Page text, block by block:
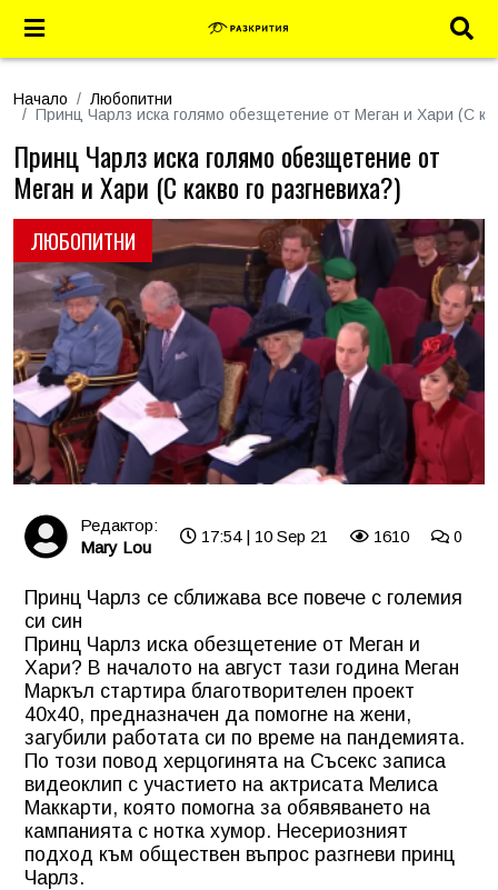
Начало
Любопитни
Принц Чарлз иска голямо обезщетение от Меган и Хари (С
ЛЮБОПИТНИ
Принц Чарлз иска голямо обезщетение от
Меган и Хари (С какво го разгневиха?)
Редактор:
Mary Lou
17:54 | 10 Sep 21 1610 0
Принц Чарлз се сближава все повече с големия
си син
Принц Чарлз иска обезщетение от Меган и
Хари? В началото на август тази година Меган
Маркъл стартира благотворителен проект
40x40, предназначен да помогне на жени,
загубили работата си по време на пандемията.
По този повод херцогинята на Съсекс записа
видеоклип с участието на актрисата Мелиса
Маккарти, която помогна за обявяването на
кампанията с нотка хумор. Несериозният
подход към обществен въпрос разгневи принц
Чарлз.